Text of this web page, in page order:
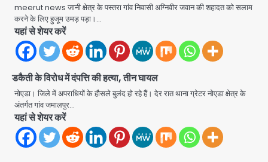
meerut news जानी क्षेत्र के पस्तरा गांव निवासी अग्निवीर जवान की शहादत को सलाम
करने के लिए हुजूम उमड़ पड़ा।…
यहां से शेयर करें
डकैती के विरोध में दंपत्ति की हत्या, तीन घायल
नोएडा। जिले में अपराधियों के हौसले बुलंद हो रहे हैं। देर रात थाना ग्रेटर नोएडा क्षेत्र के
अंतर्गत गांव जमालपुर…
यहां से शेयर करें
4
Noida Crime news: रेप पीड़िता
सेक्टर-49 में महिला को मिली ब्लास्ट की धमकी
Avinash Kumar
5
Ranchi JPSC-JSSC Protest: 16वें
दिन भी आंदोलन जारी, CBI जांच और 14th
Greater Noida Gas